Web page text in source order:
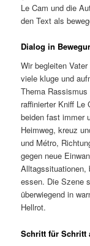
Le Cam und die
den Text als
Dialog in
Wir begleiten
viele kluge und
Thema
raffinierter Kniff
beiden fast immer
Heimweg, kreuz
und Métro,
gegen neue
Alltagssituationen,
essen. Die Szene
überwiegend in
Hellrot.
Schritt für Schritt